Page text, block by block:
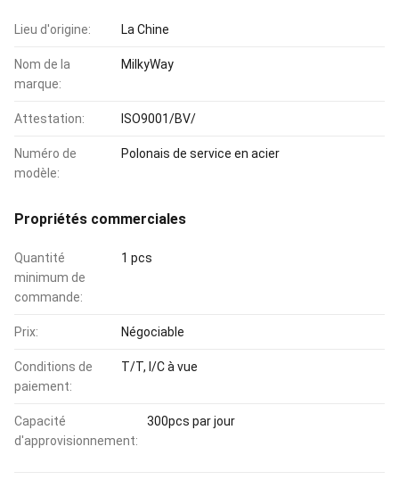
Lieu d'origine: La Chine
Nom de la
marque:
MilkyWay
Attestation: ISO9001/BV/
Numéro de
modèle:
Polonais de service en acier
Propriétés commerciales
Quantité
minimum de
commande:
1 pcs
Prix: Négociable
Conditions de
paiement:
T/T, l/C à vue
Capacité
d'approvisionnement:
300pcs par jour